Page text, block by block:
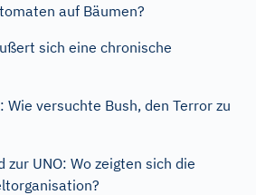
auf Bäumen?
sich eine chronische
Wie versuchte Bush, den Terror zu
zur UNO: Wo zeigten sich die